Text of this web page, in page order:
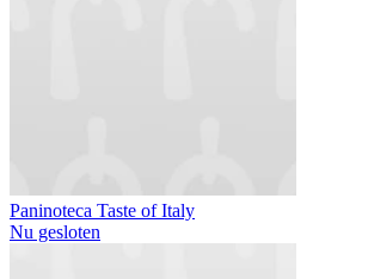
Paninoteca Taste of Italy
Nu gesloten